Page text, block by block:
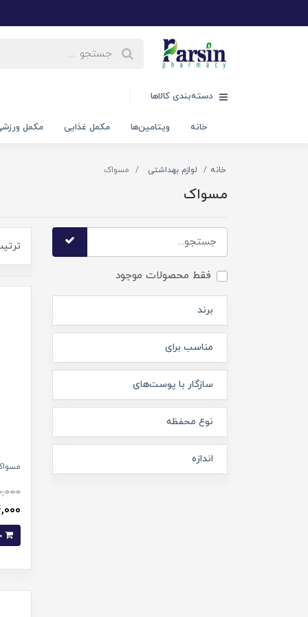
دسته‌بندی کالاها
خانه ویتامین‌ها مکمل غذایی مکمل
خانه لوازم بهداشتی مسواک
مسواک
فقط محصولات موجود
برند
مناسب برای
سازگار با پوست‌های
نوع محفظه
اندازه